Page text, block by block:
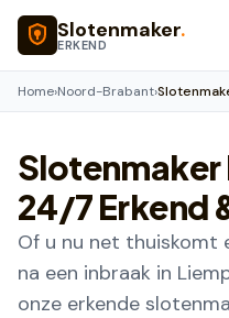
Naar hoofdinhoud
Slotenmaker.
ERKEND
Home›Noord-Brabant›
Slotenmaker
24/7 Erkend
Of u nu net thuiskomt
na een inbraak in
onze erkende